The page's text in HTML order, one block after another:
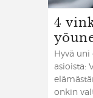
4
Hyvä
asioista:
onkin